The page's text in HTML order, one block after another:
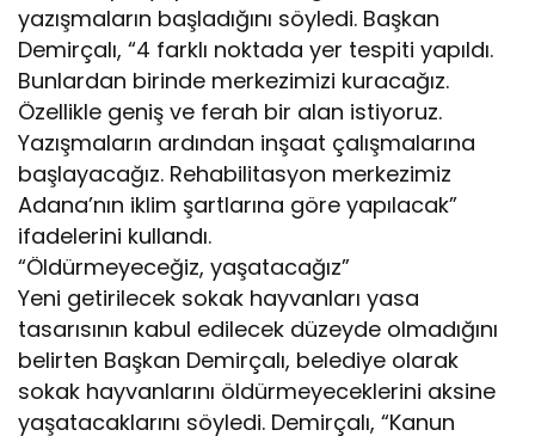
yazışmaların başladığını söyledi. Başkan
Demirçalı, “4 farklı noktada yer tespiti yapıldı.
Bunlardan birinde merkezimizi kuracağız.
Özellikle geniş ve ferah bir alan istiyoruz.
Yazışmaların ardından inşaat çalışmalarına
başlayacağız. Rehabilitasyon merkezimiz
Adana’nın iklim şartlarına göre yapılacak”
ifadelerini kullandı.
“Öldürmeyeceğiz, yaşatacağız”
Yeni getirilecek sokak hayvanları yasa
tasarısının kabul edilecek düzeyde olmadığını
belirten Başkan Demirçalı, belediye olarak
sokak hayvanlarını öldürmeyeceklerini aksine
yaşatacaklarını söyledi. Demirçalı, “Kanun